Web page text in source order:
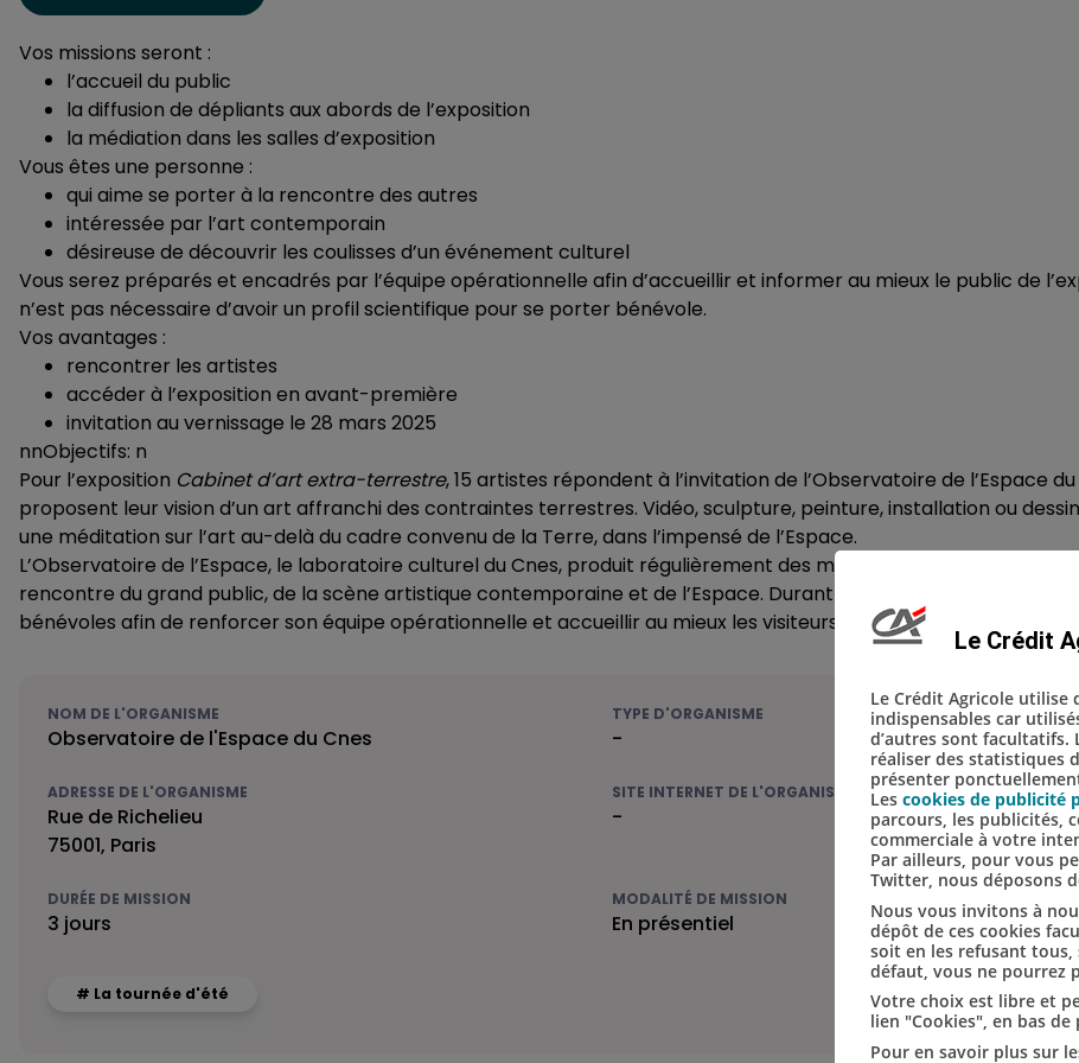
Vos missions seront :
l’accueil du public
la diffusion de dépliants aux abords de l’exposition
la médiation dans les salles d’exposition
Vous êtes une personne :
qui aime se porter à la rencontre des autres
intéressée par l’art contemporain
désireuse de découvrir les coulisses d’un événement culturel
Vous serez préparés et encadrés par l’équipe opérationnelle afin d’accueillir et informer au mieux le public de
n’est pas nécessaire d’avoir un profil scientifique pour se porter bénévole.
Vos avantages :
rencontrer les artistes
accéder à l’exposition en avant-première
invitation au vernissage le 28 mars 2025
nnObjectifs: n
Pour l’exposition Cabinet d’art extra-terrestre, 15 artistes répondent à l’invitation de l’Observatoire de l’Espace
proposent leur vision d’un art affranchi des contraintes terrestres. Vidéo, sculpture, peinture, installation ou
une méditation sur l’art au-delà du cadre convenu de la Terre, dans l’impensé de l’Espace.
L’Observatoire de l’Espace, le laboratoire culturel du Cnes, produit régulièrement des manifestations qui
rencontre du grand public, de la scène artistique contemporaine et de l’Espace. Durant ces événements, il sollicite
bénévoles afin de renforcer son équipe opérationnelle et accueillir au mieux les visiteurs de ses expositions.
NOM DE L'ORGANISME
Observatoire de l'Espace du Cnes
TYPE D'ORGANISME
-
ADRESSE DE L'ORGANISME
Rue de Richelieu
75001, Paris
SITE INTERNET DE L'ORGANISME
-
DURÉE DE MISSION
3 jours
MODALITÉ DE MISSION
En présentiel
# La tournée d'été
Le Crédit
Le Crédit Agricole utilise
indispensables car
d’autres sont facultatifs.
réaliser des statistiques
présenter
Les cookies de publicité
parcours, les publicités,
commerciale à votre
Par ailleurs, pour vous
Twitter, nous déposons
Nous vous invitons à
dépôt de ces cookies
soit en les refusant
défaut, vous ne pourrez
Votre choix est libre et
lien "Cookies", en bas de
Pour en savoir plus sur